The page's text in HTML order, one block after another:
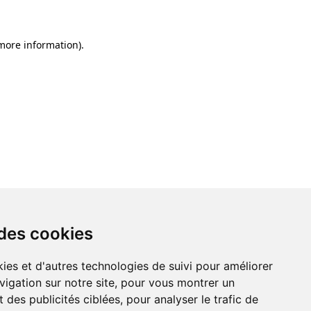
cookies
et d'autres technologies de suivi pour améliorer
sur notre site, pour vous montrer un
des publicités ciblées, pour analyser le trafic de
information).